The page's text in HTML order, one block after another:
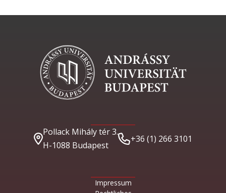
Pollack Mihály tér 3.
H-1088 Budapest
+36 (1) 266 3101
Impressum